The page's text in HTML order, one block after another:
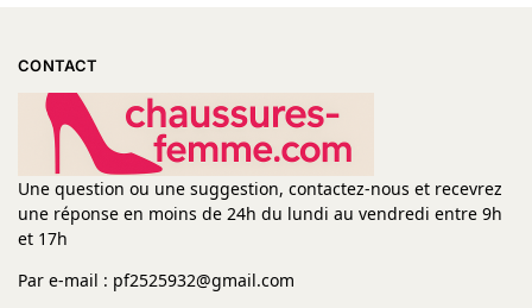
CONTACT
Une question ou une suggestion, contactez-nous et recevrez
une réponse en moins de 24h du lundi au vendredi entre 9h
et 17h
Par e-mail : pf2525932@gmail.com